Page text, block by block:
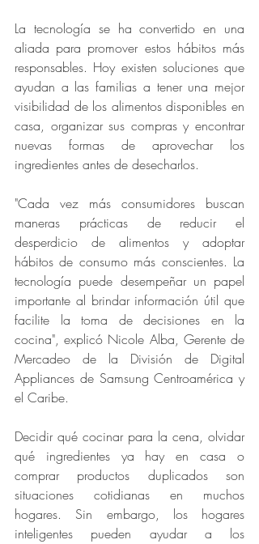
La tecnología se ha convertido en una
aliada para promover estos hábitos más
responsables. Hoy existen soluciones que
ayudan a las familias a tener una mejor
visibilidad de los alimentos disponibles en
casa, organizar sus compras y encontrar
nuevas formas de aprovechar los
ingredientes antes de desecharlos.
"Cada vez más consumidores buscan
maneras prácticas de reducir el
desperdicio de alimentos y adoptar
hábitos de consumo más conscientes. La
tecnología puede desempeñar un papel
importante al brindar información útil que
facilite la toma de decisiones en la
cocina", explicó Nicole Alba, Gerente de
Mercadeo de la División de Digital
Appliances de Samsung Centroamérica y
el Caribe.
Decidir qué cocinar para la cena, olvidar
qué ingredientes ya hay en casa o
comprar productos duplicados son
situaciones cotidianas en muchos
hogares. Sin embargo, los hogares
inteligentes pueden ayudar a los